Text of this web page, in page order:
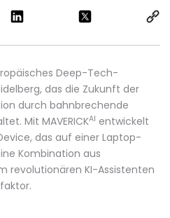
Deep-Tech-
das die Zukunft der
durch bahnbrechende
Mit MAVERICKAI entwickelt
das auf einer Laptop-
Kombination aus
revolutionären KI-Assistenten